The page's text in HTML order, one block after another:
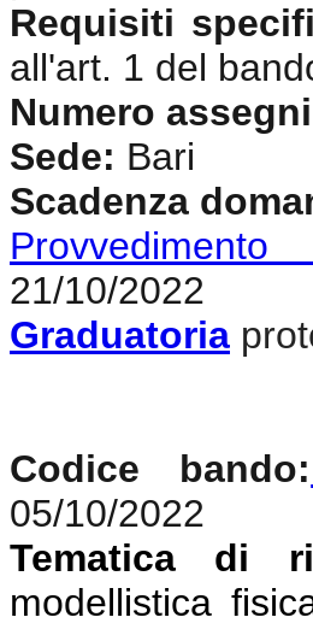
Requisiti
all'art. 1 del
Numero
Sede: Bari
Scadenza
21/10/2022
Graduatoria
Codice bando:
05/10/2022
Tematica di
modellistica